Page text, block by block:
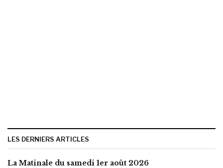
LES DERNIERS ARTICLES
La Matinale du samedi 1er août 2026